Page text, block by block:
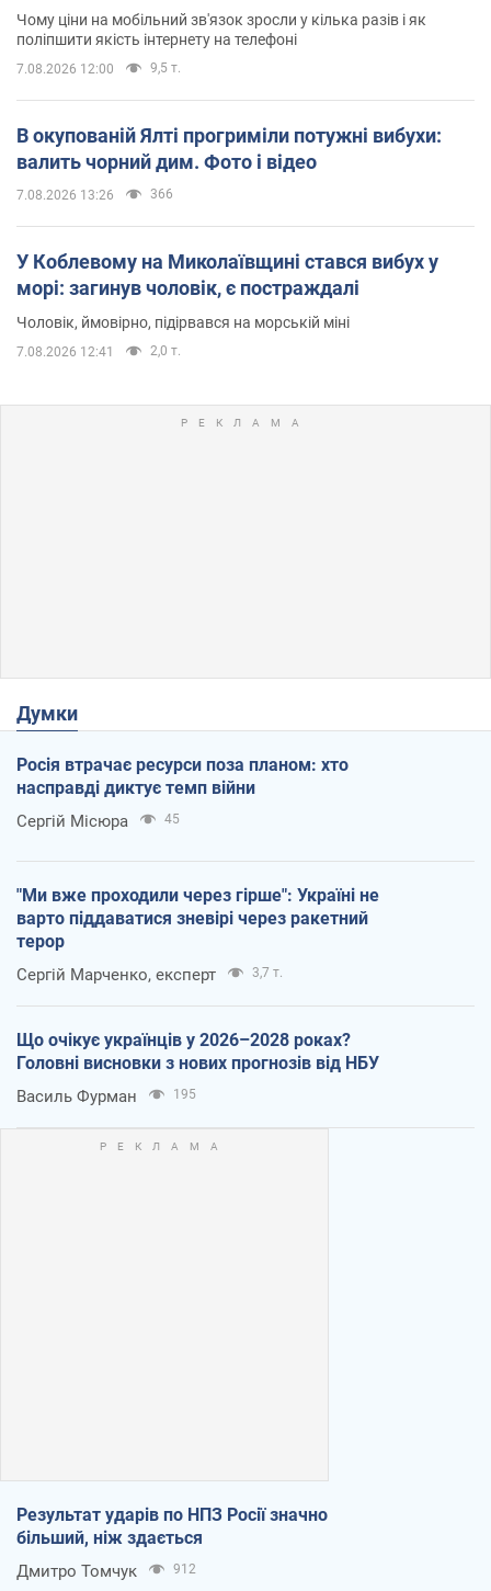
Чому ціни на мобільний зв'язок зросли у кілька разів і як
поліпшити якість інтернету на телефоні
7.08.2026 12:00 9,5 т.
В окупованій Ялті прогриміли потужні вибухи:
валить чорний дим. Фото і відео
7.08.2026 13:26 366
У Коблевому на Миколаївщині стався вибух у
морі: загинув чоловік, є постраждалі
Чоловік, ймовірно, підірвався на морській міні
7.08.2026 12:41 2,0 т.
Думки
Росія втрачає ресурси поза планом: хто
насправді диктує темп війни
Сергій Місюра 45
"Ми вже проходили через гірше": Україні не
варто піддаватися зневірі через ракетний
терор
Сергій Марченко, експерт 3,7 т.
Що очікує українців у 2026–2028 роках?
Головні висновки з нових прогнозів від НБУ
Василь Фурман 195
Результат ударів по НПЗ Росії значно
більший, ніж здається
Дмитро Томчук 912